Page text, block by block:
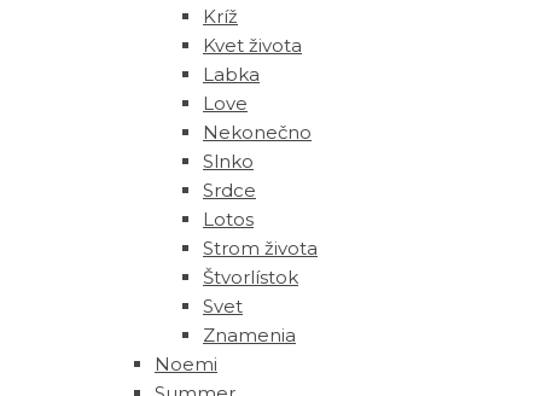
Kríž
Kvet života
Labka
Love
Nekonečno
Slnko
Srdce
Lotos
Strom života
Štvorlístok
Svet
Znamenia
Noemi